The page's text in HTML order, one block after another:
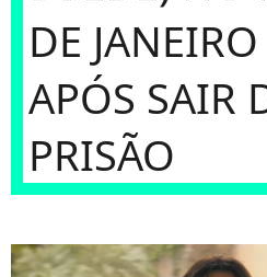
DE JANEIRO
APÓS SAIR
PRISÃO